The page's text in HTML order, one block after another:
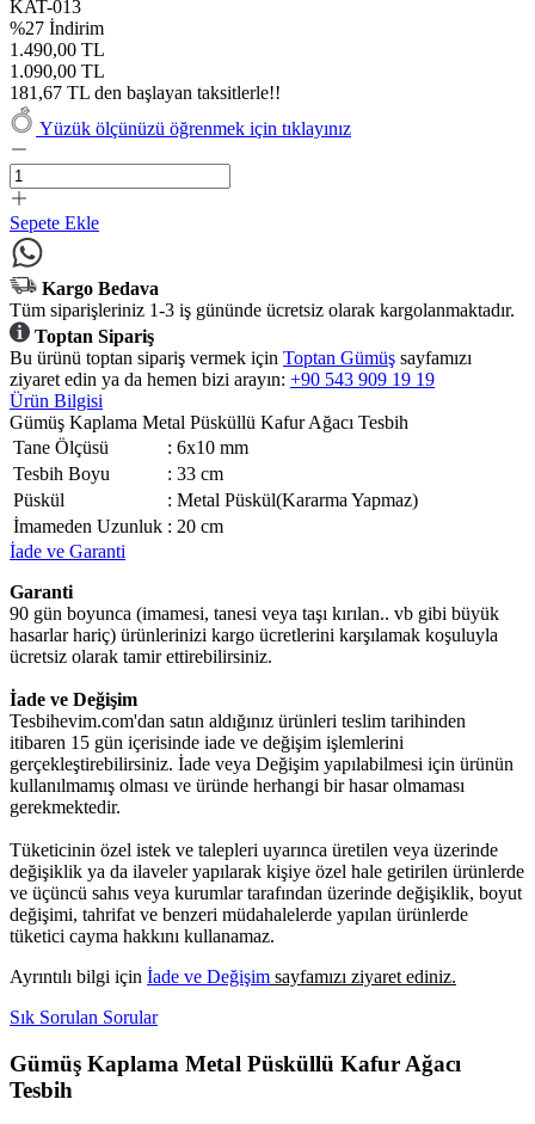
KAT-013
%27 İndirim
1.490,00 TL
1.090,00 TL
181,67 TL den başlayan taksitlerle!!
Yüzük ölçünüzü öğrenmek için tıklayınız
Sepete Ekle
Kargo Bedava
Tüm siparişleriniz 1-3 iş gününde ücretsiz olarak kargolanmaktadır.
Toptan Sipariş
Bu ürünü toptan sipariş vermek için Toptan Gümüş sayfamızı
ziyaret edin ya da hemen bizi arayın: +90 543 909 19 19
Ürün Bilgisi
Gümüş Kaplama Metal Püsküllü Kafur Ağacı Tesbih
Tane Ölçüsü
: 6x10 mm
Tesbih Boyu
: 33 cm
Püskül
: Metal Püskül(Kararma Yapmaz)
İmameden Uzunluk : 20 cm
İade ve Garanti
Garanti
90 gün boyunca (imamesi, tanesi veya taşı kırılan.. vb gibi büyük
hasarlar hariç) ürünlerinizi kargo ücretlerini karşılamak koşuluyla
ücretsiz olarak tamir ettirebilirsiniz.
İade ve Değişim
Tesbihevim.com'dan satın aldığınız ürünleri teslim tarihinden
itibaren 15 gün içerisinde iade ve değişim işlemlerini
gerçekleştirebilirsiniz. İade veya Değişim yapılabilmesi için ürünün
kullanılmamış olması ve üründe herhangi bir hasar olmaması
gerekmektedir.
Tüketicinin özel istek ve talepleri uyarınca üretilen veya üzerinde
değişiklik ya da ilaveler yapılarak kişiye özel hale getirilen ürünlerde
ve üçüncü sahıs veya kurumlar tarafından üzerinde değişiklik, boyut
değişimi, tahrifat ve benzeri müdahalelerde yapılan ürünlerde
tüketici cayma hakkını kullanamaz.
Ayrıntılı bilgi için İade ve Değişim sayfamızı ziyaret ediniz.
Sık Sorulan Sorular
Gümüş Kaplama Metal Püsküllü Kafur Ağacı
Tesbih